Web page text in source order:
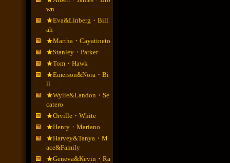
wn
★Eva&Linberg・Bill
ah
★Martha・Cayatineto
★Stanley・Parker
★Tom・Hawk
★Emerson&Nora・Bi
ll
★Wylie&Landon・Se
catero
★Orville・White
★Henry・Mariano
★Harvey&Tanya・M
ace&Family
★Geneva&Kevin・Ra